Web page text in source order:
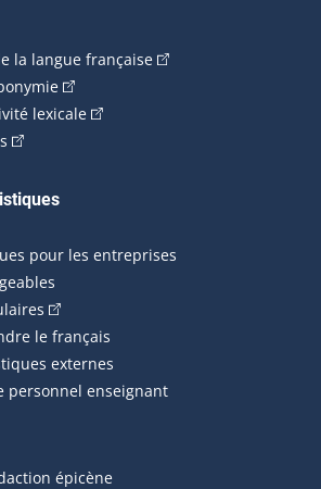
la langue française(Cet hyperlien
(Cet hyperlien externe s'ouvrira
lexicale(Cet hyperlien externe
(Cet hyperlien externe s'ouvrira dans une
pour les entreprises
(Cet hyperlien externe s'ouvrira
le français
externes
personnel enseignant
épicène